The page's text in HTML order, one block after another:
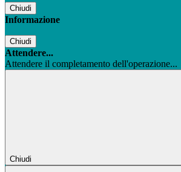
Chiudi
Informazione
Chiudi
Attendere...
Attendere il completamento dell'operazione...
Chiudi